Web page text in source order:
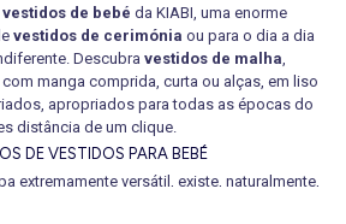
vestidos de bebé da KIABI, uma enorme
vestidos de cerimónia ou para o dia a dia
Descubra vestidos de malha
manga comprida, curta ou alças, em liso
apropriados para todas as épocas do
distância de um clique.
DE VESTIDOS PARA BEBÉ
extremamente versátil, existe, naturalmente,